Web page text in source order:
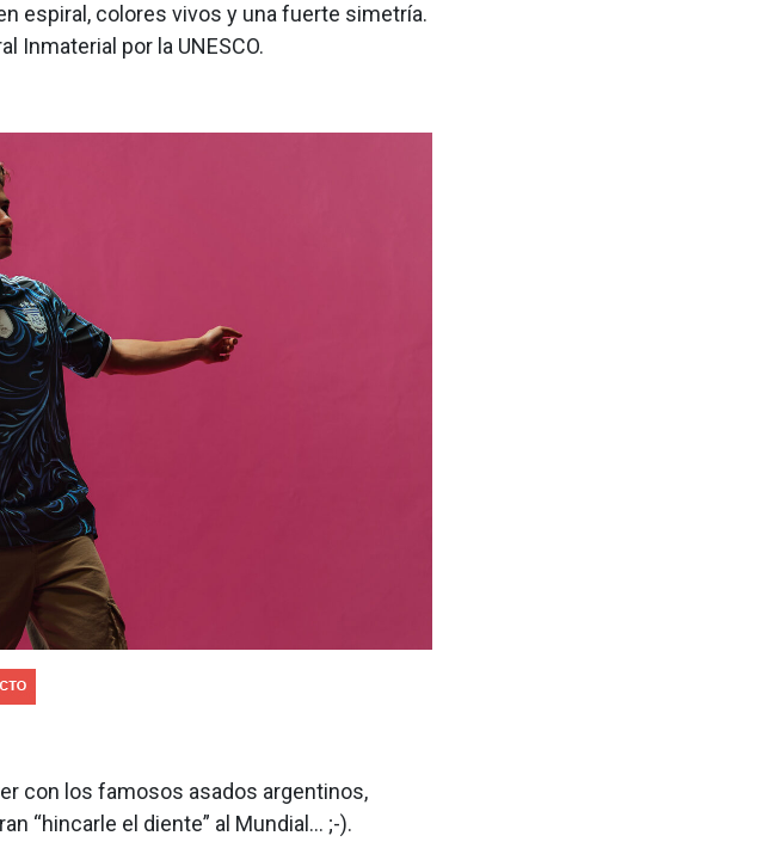
espiral, colores vivos y una fuerte simetría.
Inmaterial por la UNESCO.
con los famosos asados argentinos,
“hincarle el diente” al Mundial… ;-).